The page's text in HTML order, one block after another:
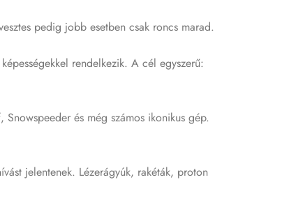
pedig jobb esetben csak roncs marad.
rendelkezik. A cél egyszerű:
és még számos ikonikus gép.
jelentenek. Lézerágyúk, rakéták, proton